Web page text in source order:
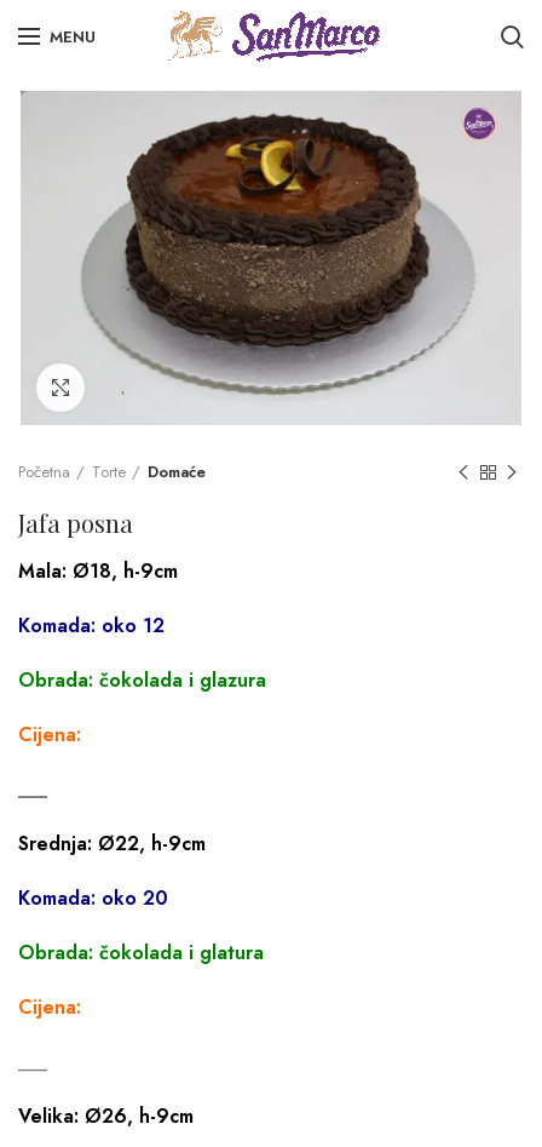
MENU
Click to enlarge
Početna Torte Domaće
Jafa posna
Mala: Ø18, h-9cm
Komada: oko 12
Obrada: čokolada i glazura
Cijena:
___
Srednja: Ø22, h-9cm
Komada: oko 20
Obrada: čokolada i glatura
Cijena:
Velika: Ø26, h-9cm